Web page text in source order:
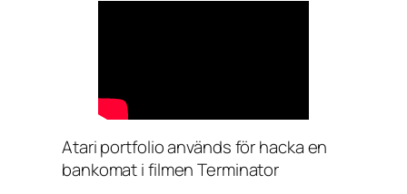
Atari portfolio används för hacka en
bankomat i filmen Terminator